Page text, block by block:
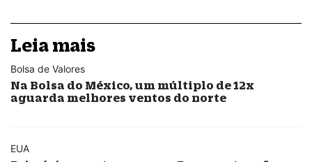
Leia mais
Bolsa de Valores
Na Bolsa do México, um múltiplo de 12x
aguarda melhores ventos do norte
EUA